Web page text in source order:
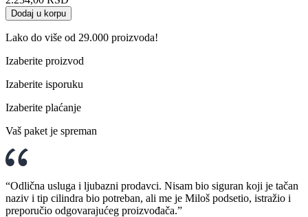
Dodaj u korpu
Lako do više od 29.000 proizvoda!
Izaberite proizvod
Izaberite isporuku
Izaberite plaćanje
Vaš paket je spreman
“Odlična usluga i ljubazni prodavci. Nisam bio siguran koji je tačan
naziv i tip cilindra bio potreban, ali me je Miloš podsetio, istražio i
preporučio odgovarajućeg proizvođača.”